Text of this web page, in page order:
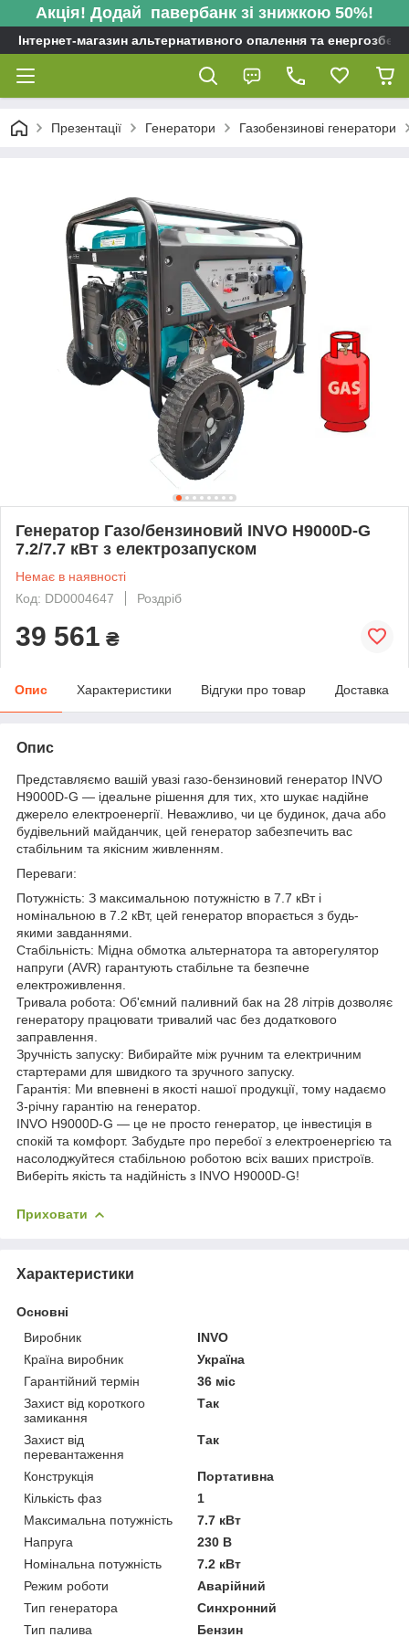
Акція! Додай павербанк зі знижкою 50%!
Інтернет-магазин альтернативного опалення та
Презентації Генератори Газобензинові генератори
Генератор Газо/бензиновий INVO H9000D-G
7.2/7.7 кВт з електрозапуском
Немає в наявності
Код: DD0004647
Роздріб
39 561 ₴
Опис Характеристики Відгуки про товар Доставка
Опис
Представляємо вашій увазі газо-бензиновий генератор INVO
H9000D-G — ідеальне рішення для тих, хто шукає надійне
джерело електроенергії. Неважливо, чи це будинок, дача або
будівельний майданчик, цей генератор забезпечить вас
стабільним та якісним живленням.
Переваги:
Потужність: З максимальною потужністю в 7.7 кВт і
номінальною в 7.2 кВт, цей генератор впорається з будь-
якими завданнями.
Стабільність: Мідна обмотка альтернатора та авторегулятор
напруги (AVR) гарантують стабільне та безпечне
електроживлення.
Тривала робота: Об'ємний паливний бак на 28 літрів дозволяє
генератору працювати тривалий час без додаткового
заправлення.
Зручність запуску: Вибирайте між ручним та електричним
стартерами для швидкого та зручного запуску.
Гарантія: Ми впевнені в якості нашої продукції, тому надаємо
3-річну гарантію на генератор.
INVO H9000D-G — це не просто генератор, це інвестиція в
спокій та комфорт. Забудьте про перебої з електроенергією та
насолоджуйтеся стабільною роботою всіх ваших пристроїв.
Виберіть якість та надійність з INVO H9000D-G!
Приховати
Характеристики
Основні
Виробник
INVO
Країна виробник
Україна
Гарантійний термін
36 міс
Захист від короткого
замикання
Так
Захист від
перевантаження
Так
Конструкція
Портативна
Кількість фаз
1
Максимальна потужність
7.7 кВт
Напруга
230 В
Номінальна потужність
7.2 кВт
Режим роботи
Аварійний
Тип генератора
Синхронний
Тип палива
Бензин